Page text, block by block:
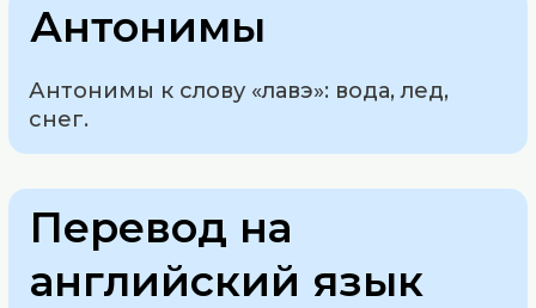
Антонимы
Антонимы к слову «лавэ»: вода, лед,
снег.
Перевод на
английский язык